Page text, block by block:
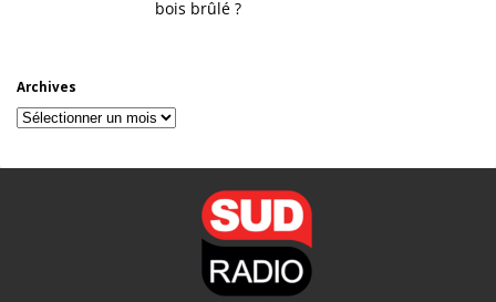
bois brûlé ?
Archives
Archives